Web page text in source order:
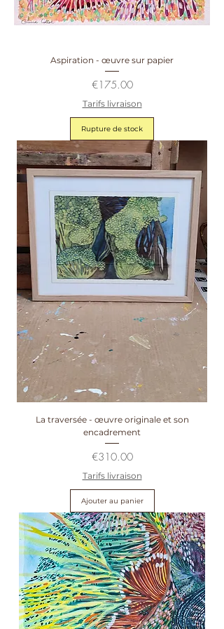
Aspiration - œuvre sur papier
Prix
€175.00
Tarifs livraison
Rupture de stock
La traversée - œuvre originale et son
encadrement
Prix
€310.00
Tarifs livraison
Ajouter au panier